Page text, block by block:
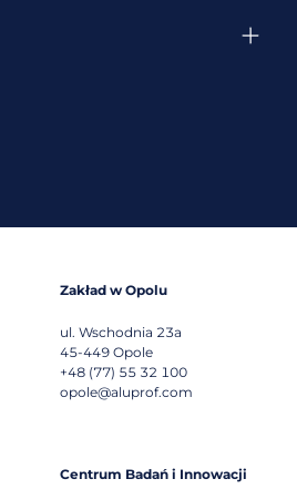
Zakład w Opolu
ul. Wschodnia 23a
45-449 Opole
+48 (77) 55 32 100
opole@aluprof.com
Centrum Badań i Innowacji